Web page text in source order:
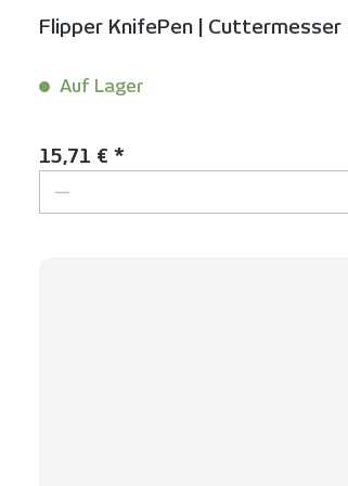
Flipper KnifePen |
Auf Lager
Regulärer Preis:
15,71 € *
Produkt Anzahl: Gib